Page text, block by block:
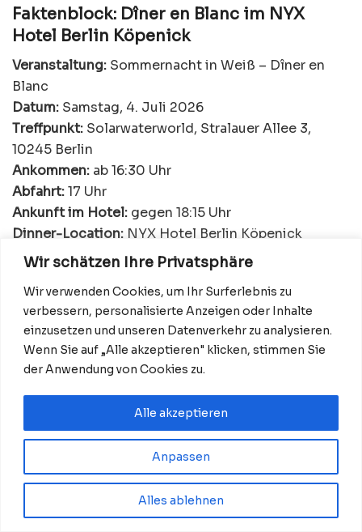
Wir schätzen Ihre Privatsphäre
Wir verwenden Cookies, um Ihr Surferlebnis zu
verbessern, personalisierte Anzeigen oder Inhalte
einzusetzen und unseren Datenverkehr zu analysieren.
Wenn Sie auf „Alle akzeptieren" klicken, stimmen Sie
der Anwendung von Cookies zu.
Anpassen
Alles ablehnen
Alle akzeptieren
Faktenblock: Dîner en Blanc im NYX
Hotel Berlin Köpenick
Veranstaltung: Sommernacht in Weiß – Dîner en
Blanc
Datum: Samstag, 4. Juli 2026
Treffpunkt: Solarwaterworld, Stralauer Allee 3,
10245 Berlin
Ankommen: ab 16:30 Uhr
Abfahrt:17 Uhr
Ankunft im Hotel: gegen 18:15 Uhr
Dinner-Location: NYX Hotel Berlin Köpenick
Adresse Hotel: Grünauer Straße 1, 12557 Berlin
Host:Julian F. M. Stoeckel
Live-Musik:Heiko Loyda am Saxophon
Programm:Bootsfahrt, Häppchen, Welcome Drink,
3-Gang-Menü und Live-Unterhaltung
Bier, Wein und Softdrinks bis 22 Uhr
inklusive
Vegetarische Hauptspeise:Risotto mit
Mascarpone, getrockneten Tomaten und Rucola
120 Euro pro Person
Teilnehmerzahl:maximal 100 Personen